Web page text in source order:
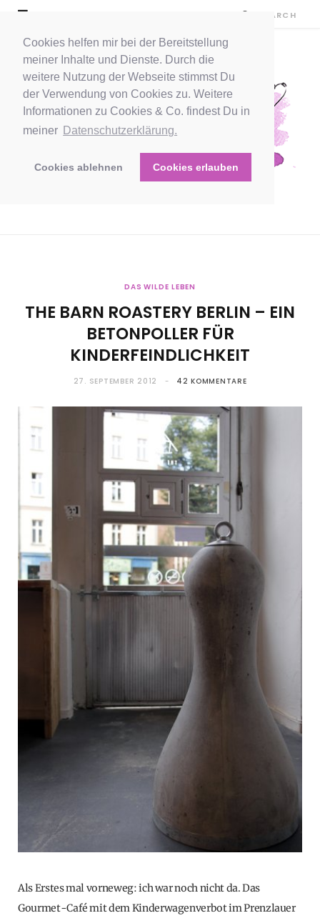
Cookies helfen mir bei der Bereitstellung
meiner Inhalte und Dienste. Durch die
weitere Nutzung der Webseite stimmst Du
der Verwendung von Cookies zu. Weitere
Informationen zu Cookies & Co. findest Du in
meiner Datenschutzerklärung.
Cookies ablehnen Cookies erlauben
DAS WILDE LEBEN
THE BARN ROASTERY BERLIN – EIN
BETONPOLLER FÜR
KINDERFEINDLICHKEIT
27. SEPTEMBER 2012 42 KOMMENTARE
Als Erstes mal vorneweg: ich war noch nicht da. Das
Gourmet-Café mit dem Kinderwagenverbot im Prenzlauer